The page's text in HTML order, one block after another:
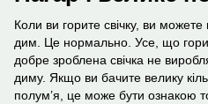
Коли ви горите свічку, ви
дим. Це нормально. Усе, що
добре зроблена свічка не
диму. Якщо ви бачите велику
полум’я, це може бути ознакою